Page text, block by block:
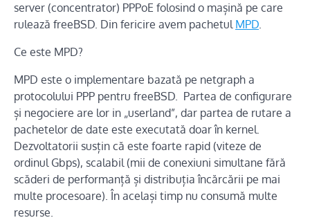
server (concentrator) PPPoE folosind o mașină pe care
rulează freeBSD. Din fericire avem pachetul MPD.
Ce este MPD?
MPD este o implementare bazată pe netgraph a
protocolului PPP pentru freeBSD. Partea de configurare
și negociere are lor in „userland”, dar partea de rutare a
pachetelor de date este executată doar în kernel.
Dezvoltatorii susțin că este foarte rapid (viteze de
ordinul Gbps), scalabil (mii de conexiuni simultane fără
scăderi de performanță și distribuția încărcării pe mai
multe procesoare). În același timp nu consumă multe
resurse.